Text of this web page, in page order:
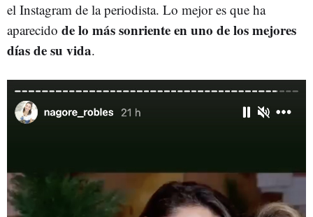
el Instagram de la periodista. Lo mejor es que ha
aparecido de lo más sonriente en uno de los mejores
días de su vida.